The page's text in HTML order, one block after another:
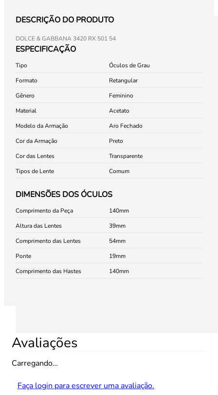
DESCRIÇÃO DO PRODUTO
DOLCE & GABBANA 3420 RX 501 54
ESPECIFICAÇÃO
Tipo
Óculos de Grau
Formato
Retangular
Gênero
Feminino
Material
Acetato
Modelo da Armação
Aro Fechado
Cor da Armação
Preto
Cor das Lentes
Transparente
Tipos de Lente
Comum
DIMENSÕES DOS ÓCULOS
Comprimento da Peça
140
Altura das Lentes
39
Comprimento das Lentes
54
Ponte
19
Comprimento das Hastes
140
Avaliações
Carregando…
Faça login para escrever uma avaliação.